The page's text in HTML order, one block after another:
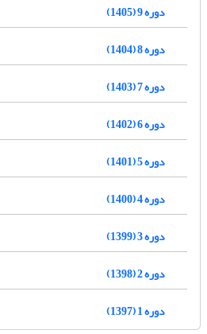
دوره 9 (1405)
دوره 8 (1404)
دوره 7 (1403)
دوره 6 (1402)
دوره 5 (1401)
دوره 4 (1400)
دوره 3 (1399)
دوره 2 (1398)
دوره 1 (1397)